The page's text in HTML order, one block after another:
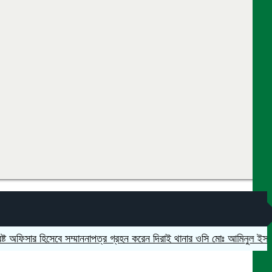
হিসেবে সম্মাননাপত্র গ্রহন করেন দিরাই থানার ওসি মোঃ আমিনুল ইসলাম